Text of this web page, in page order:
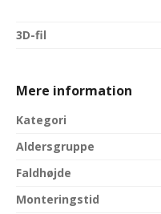
3D-fil
Mere information
Kategori
Aldersgruppe
Faldhøjde
Monteringstid